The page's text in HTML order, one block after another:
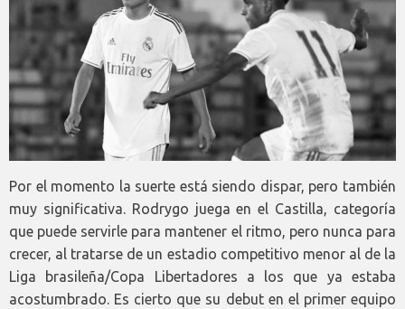
Por el momento la suerte está siendo dispar, pero también
muy significativa. Rodrygo juega en el Castilla, categoría
que puede servirle para mantener el ritmo, pero nunca para
crecer, al tratarse de un estadio competitivo menor al de la
Liga brasileña/Copa Libertadores a los que ya estaba
acostumbrado. Es cierto que su debut en el primer equipo